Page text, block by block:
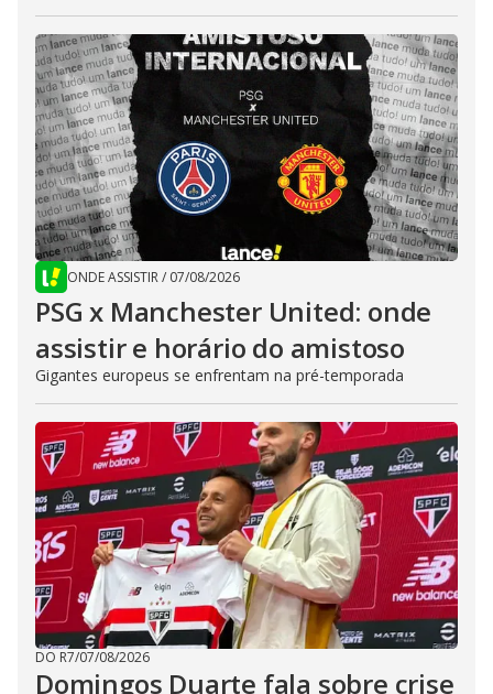
ONDE ASSISTIR/ 07/08/2026
PSG x Manchester United: onde
assistir e horário do amistoso
Gigantes europeus se enfrentam na pré-temporada
DO R7/07/08/2026
Domingos Duarte fala sobre crise